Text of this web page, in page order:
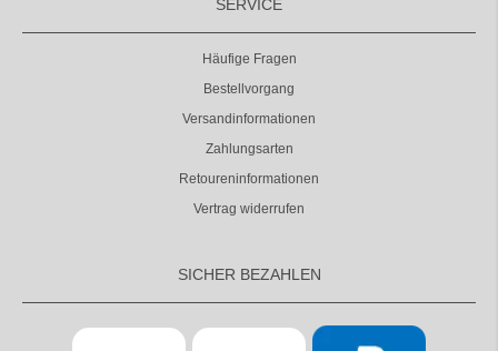
SERVICE
Häufige Fragen
Bestellvorgang
Versandinformationen
Zahlungsarten
Retoureninformationen
Vertrag widerrufen
SICHER BEZAHLEN